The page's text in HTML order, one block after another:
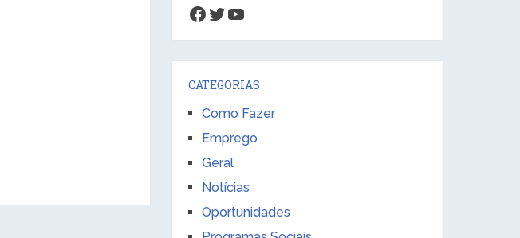
Facebook
Twitter
Youtube
CATEGORIAS
Como Fazer
Emprego
Geral
Notícias
Oportunidades